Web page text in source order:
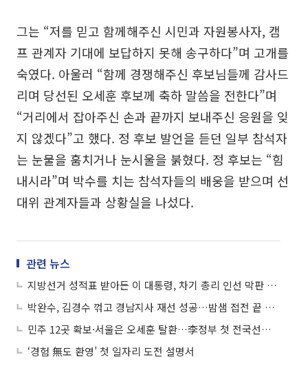
그는 “저를 믿고 함께해주신 시민과 자원봉사자, 캠
프 관계자 기대에 보답하지 못해 송구하다”며 고개를
숙였다. 아울러 “함께 경쟁해주신 후보님들께 감사드
리며 당선된 오세훈 후보께 축하 말씀을 전한다”며
“거리에서 잡아주신 손과 끝까지 보내주신 응원을 잊
지 않겠다”고 했다. 정 후보 발언을 듣던 일부 참석자
는 눈물을 훔치거나 눈시울을 붉혔다. 정 후보는 “힘
내시라”며 박수를 치는 참석자들의 배웅을 받으며 선
대위 관계자들과 상황실을 나섰다.
관련 뉴스
지방선거 성적표 받아든 이 대통령, 차기 총리 인선 막판 고심
박완수, 김경수 꺾고 경남지사 재선 성공…밤샘 접전 끝 승리
민주 12곳 확보·서울은 오세훈 탈환…李정부 첫 전국선거, 지방권력 재편
‘경험 無도 환영’ 첫 일자리 도전 설명서